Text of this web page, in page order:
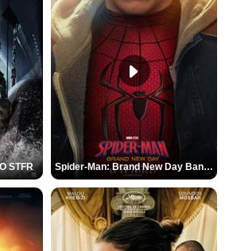
STFR Spider-Man: Brand New Day Bande-annonce VO STFR